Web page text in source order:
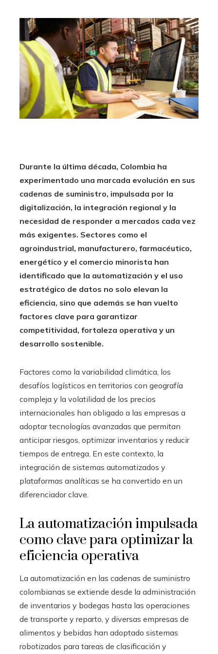
Durante la última década, Colombia ha
experimentado una marcada evolución en sus
cadenas de suministro, impulsada por la
digitalización, la integración regional y la
necesidad de responder a mercados cada vez
más exigentes. Sectores como el
agroindustrial, manufacturero, farmacéutico,
energético y el comercio minorista han
identificado que la automatización y el uso
estratégico de datos no solo elevan la
eficiencia, sino que además se han vuelto
factores clave para garantizar
competitividad, fortaleza operativa y un
desarrollo sostenible.
Factores como la variabilidad climática, los
desafíos logísticos en territorios con geografía
compleja y la volatilidad de los precios
internacionales han obligado a las empresas a
adoptar tecnologías avanzadas que permitan
anticipar riesgos, optimizar inventarios y reducir
tiempos de entrega. En este contexto, la
integración de sistemas automatizados y
plataformas analíticas se ha convertido en un
diferenciador clave.
La automatización impulsada
como clave para optimizar la
eficiencia operativa
La automatización en las cadenas de suministro
colombianas se extiende desde la administración
de inventarios y bodegas hasta las operaciones
de transporte y reparto, y diversas empresas de
alimentos y bebidas han adoptado sistemas
robotizados para tareas de clasificación y